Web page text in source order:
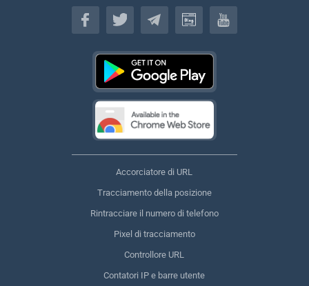
Italiano
Accorciatore di URL
Tracciamento della posizione
Rintracciare il numero di telefono
Pixel di tracciamento
Controllore URL
Contatori IP e barre utente